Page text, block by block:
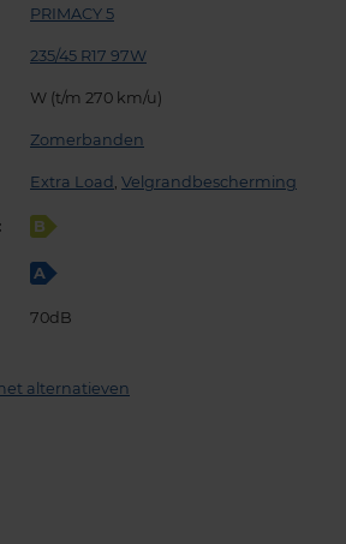
PRIMACY 5
235/45 R17 97W
W (t/m 270 km/u)
Zomerbanden
Extra Load Velgrandbescherming
B
A
70dB
alternatieven